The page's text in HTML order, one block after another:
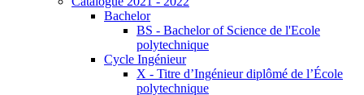
Bachelor
BS - Bachelor of Science de l'Ecole
polytechnique
Cycle Ingénieur
X - Titre d’Ingénieur diplômé de l’École
polytechnique